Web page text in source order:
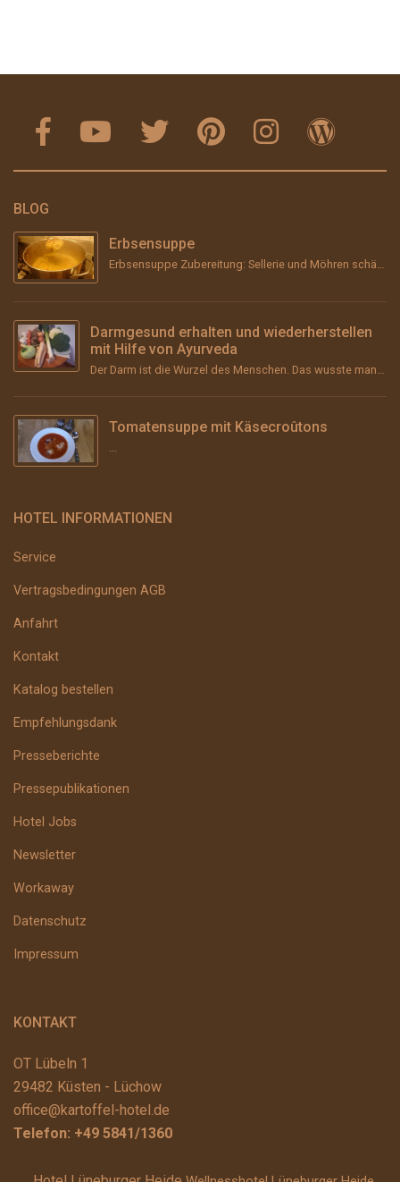
BLOG
Erbsensuppe
Darmgesund erhalten und wiederherstellen
mit Hilfe von Ayurveda
Tomatensuppe mit Käsecroûtons
HOTEL INFORMATIONEN
Service
Vertragsbedingungen AGB
Anfahrt
Kontakt
Katalog bestellen
Empfehlungsdank
Presseberichte
Pressepublikationen
Hotel Jobs
Newsletter
Workaway
Datenschutz
Impressum
KONTAKT
OT Lübeln 1
29482 Küsten - Lüchow
office@kartoffel-hotel.de
Telefon: +49 5841/1360